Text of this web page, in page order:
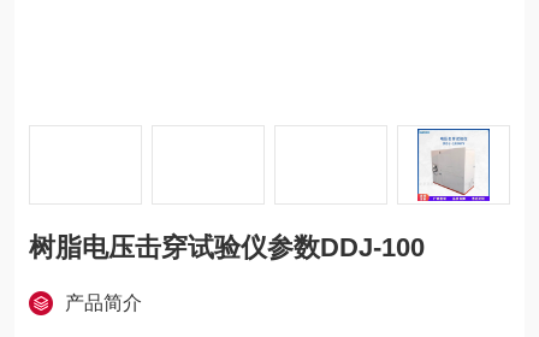
树脂电压击穿试验仪参数DDJ-100
产品简介